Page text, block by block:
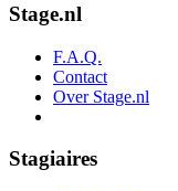
Stage.nl
F.A.Q.
Contact
Over Stage.nl
Stagiaires